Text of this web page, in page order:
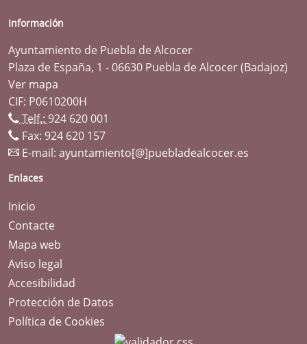
Información
Ayuntamiento de Puebla de Alcocer
Plaza de España, 1 - 06630 Puebla de Alcocer (Badajoz)
Ver mapa
CIF: P0610200H
Telf.: 924 620 001
Fax: 924 620 157
E-mail: ayuntamiento[@]puebladealcocer.es
Enlaces
Inicio
Contacte
Mapa web
Aviso legal
Accesibilidad
Protección de Datos
Política de Cookies